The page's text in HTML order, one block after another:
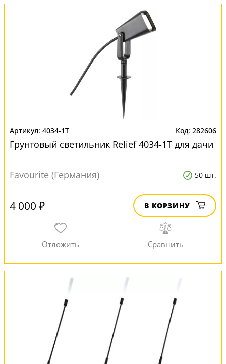
4034-1T 282606
Грунтовый светильник Relief 4034-1T для дачи
Favourite (Германия) 50 шт.
4 000 ₽ В КОРЗИНУ